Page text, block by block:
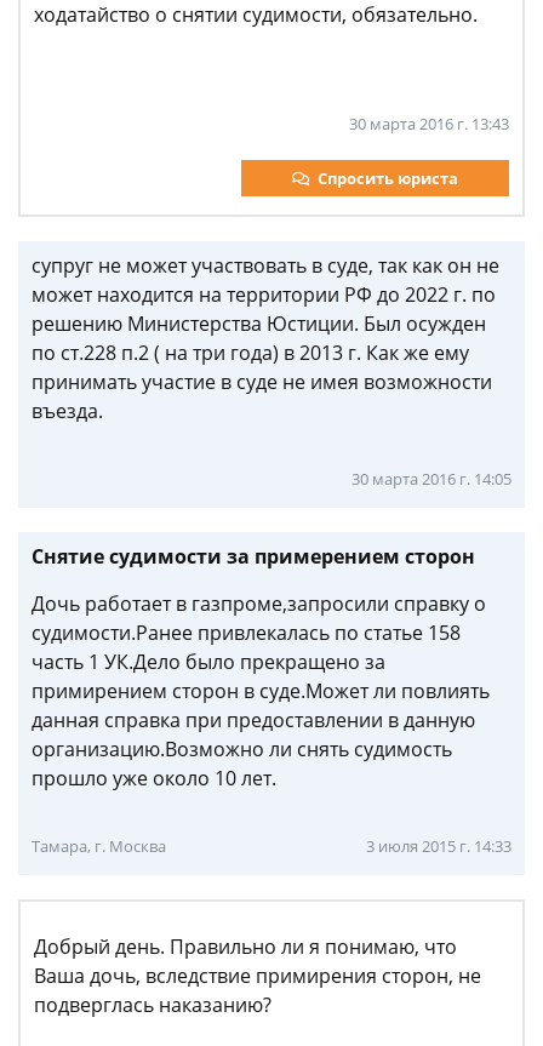
ходатайство о снятии судимости, обязательно.
30 марта 2016 г. 13:43
Спросить юриста
супруг не может участвовать в суде, так как он не
может находится на территории РФ до 2022 г. по
решению Министерства Юстиции. Был осужден
по ст.228 п.2 ( на три года) в 2013 г. Как же ему
принимать участие в суде не имея возможности
въезда.
30 марта 2016 г. 14:05
Снятие судимости за примерением сторон
Дочь работает в газпроме,запросили справку о
судимости.Ранее привлекалась по статье 158
часть 1 УК.Дело было прекращено за
примирением сторон в суде.Может ли повлиять
данная справка при предоставлении в данную
организацию.Возможно ли снять судимость
прошло уже около 10 лет.
Тамара, г. Москва 3 июля 2015 г. 14:33
Добрый день. Правильно ли я понимаю, что
Ваша дочь, вследствие примирения сторон, не
подверглась наказанию?